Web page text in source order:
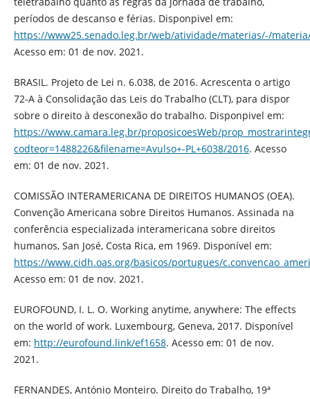
períodos de descanso e férias. Disponpivel em:
https://www25.senado.leg.br/web/atividade/materias/-/
Acesso em: 01 de nov. 2021.
BRASIL. Projeto de Lei n. 6.038, de 2016. Acrescenta o artigo
72-A à Consolidação das Leis do Trabalho (CLT), para dispor
sobre o direito à desconexão do trabalho. Disponpivel em:
https://www.camara.leg.br/proposicoesWeb/
codteor=1488226&filename=Avulso+-PL+6038/2016. Acesso
em: 01 de nov. 2021.
COMISSÃO INTERAMERICANA DE DIREITOS HUMANOS (OEA).
Convenção Americana sobre Direitos Humanos. Assinada na
conferência especializada interamericana sobre direitos
humanos, San José, Costa Rica, em 1969. Disponível em:
https://www.cidh.oas.org/basicos/portugues/
Acesso em: 01 de nov. 2021.
EUROFOUND, I. L. O. Working anytime, anywhere: The effects
on the world of work. Luxembourg, Geneva, 2017. Disponível
em: http://eurofound.link/ef1658. Acesso em: 01 de nov.
2021.
FERNANDES, António Monteiro. Direito do Trabalho, 19ª